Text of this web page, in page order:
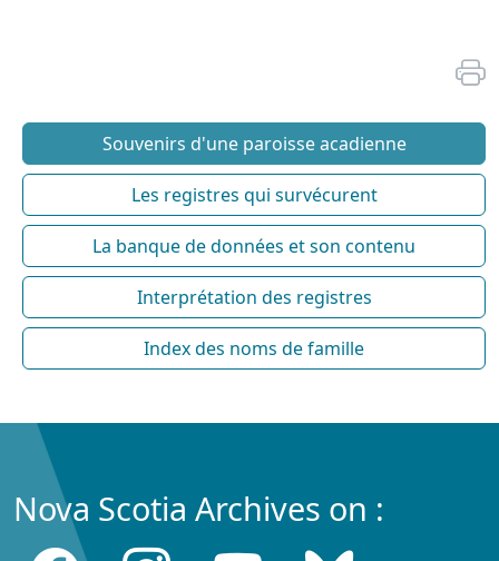
Souvenirs d'une paroisse acadienne
Les registres qui survécurent
La banque de données et son contenu
Interprétation des registres
Index des noms de famille
Nova Scotia Archives on :